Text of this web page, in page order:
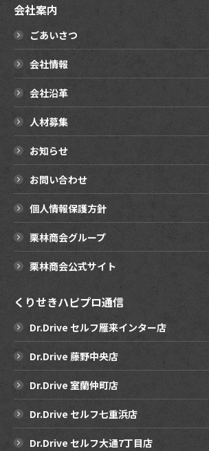
会社案内
ごあいさつ
会社情報
会社沿革
人材募集
お知らせ
お問い合わせ
個人情報保護方針
栗林商会グループ
栗林商会公式サイト
くりせきハピプロ通信
Dr.Drive セルフ雁来インター店
Dr.Drive 藤野中央店
Dr.Drive 室蘭仲町店
Dr.Drive セルフ七重浜店
Dr.Drive セルフ大通7丁目店